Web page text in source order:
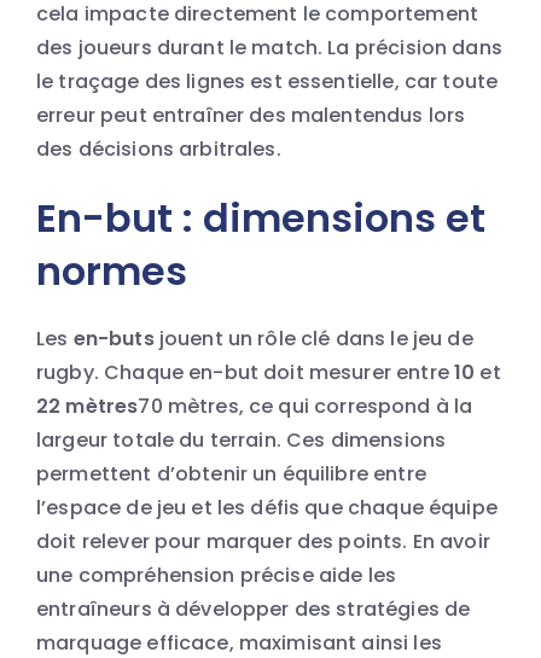
cela impacte directement le comportement
des joueurs durant le match. La précision dans
le traçage des lignes est essentielle, car toute
erreur peut entraîner des malentendus lors
des décisions arbitrales.
En-but : dimensions et
normes
Les en-butsjouent un rôle clé dans le jeu de
rugby. Chaque en-but doit mesurer entre10 et
22 mètres70 mètres, ce qui correspond à la
largeur totale du terrain. Ces dimensions
permettent d’obtenir un équilibre entre
l’espace de jeu et les défis que chaque équipe
doit relever pour marquer des points. En avoir
une compréhension précise aide les
entraîneurs à développer des stratégies de
marquage efficace, maximisant ainsi les